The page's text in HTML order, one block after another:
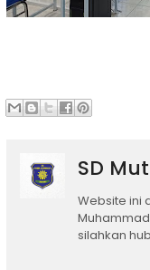
SD
Website ini
silahkan